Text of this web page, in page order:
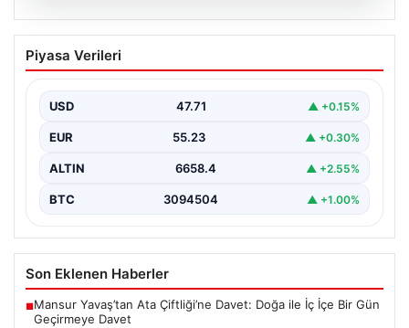
07.08.2026
Tarımsal destekleme ödemeleri bugün
hesaplara yatacak
Piyasa Verileri
USD 47.71 ▲ +0.15%
EUR 55.23 ▲ +0.30%
ALTIN 6658.4 ▲ +2.55%
BTC 3094504 ▲ +1.00%
Son Eklenen Haberler
■Mansur Yavaş’tan Ata Çiftliği’ne Davet: Doğa ile İç İçe Bir Gün
Geçirmeye Davet